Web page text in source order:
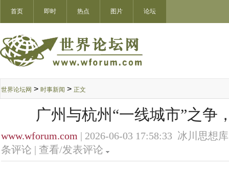
首页 即时 热点 图片 论坛
世界论坛网 > 时事新闻 > 正文
广州与杭州“一线城市”之争
www.wforum.com | 2026-06-03 17:58:33 冰川思想
条评论 | 查看/发表评论